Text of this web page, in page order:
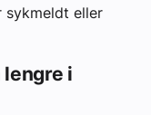
sykmeldt eller
lengre i